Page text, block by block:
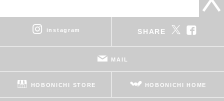
instagram SHARE
MAIL
HOBONICHI STORE HOBONICHI HOME